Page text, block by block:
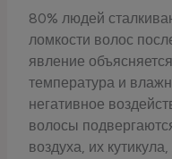
80% людей
ломкости волос
явление
температура и
негативное
волосы
воздуха, их